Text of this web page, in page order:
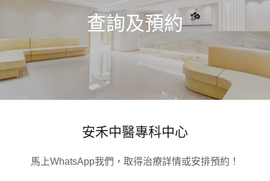
查詢及預約
安禾中醫專科中心
馬上WhatsApp我們，取得治療詳情或安排預約！